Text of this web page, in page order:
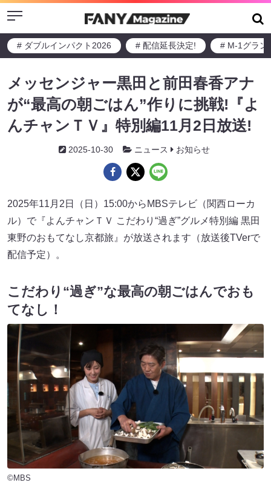
Menu
# ダブルインパクト2026 # 配信延長決定! # M-1グラン
メッセンジャー黒田と前田春香アナ
が“最高の朝ごはん”作りに挑戦!『よ
んチャンＴＶ』特別編11月2日放送!
2025-10-30 ニュース お知らせ
2025年11月2日（日）15:00からMBSテレビ（関西ローカ
ル）で『よんチャンＴＶ こだわり“過ぎ”グルメ特別編 黒田
東野のおもてなし京都旅』が放送されます（放送後TVerで
配信予定）。
こだわり“過ぎ”な最高の朝ごはんでおも
てなし！
©MBS